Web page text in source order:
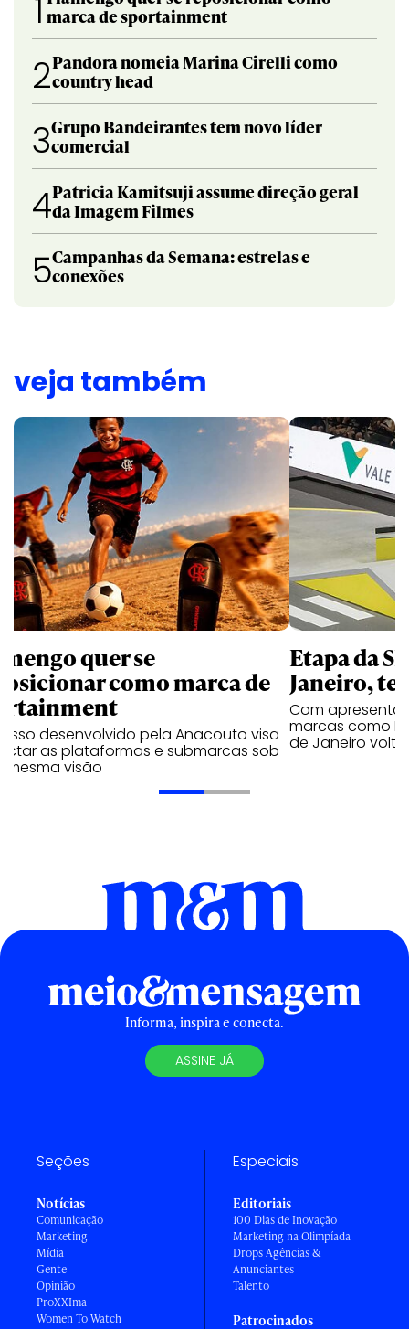
1 marca de sportainment
2Pandora nomeia Marina Cirelli como
country head
3Grupo Bandeirantes tem novo líder
comercial
4Patricia Kamitsuji assume direção geral
da Imagem Filmes
5Campanhas da Semana: estrelas e
conexões
veja também
quer se
como marca de
desenvolvido pela Anacouto visa
as plataformas e submarcas sob
mesma visão
Etapa da
Janeiro,
Com
marcas como
de Janeiro
Informa, inspira e conecta.
ASSINE JÁ
Seções
Notícias
Comunicação
Marketing
Mídia
Gente
Opinião
ProXXIma
Women To Watch
Especiais
Editoriais
100 Dias de Inovação
Marketing na Olimpíada
Drops Agências &
Anunciantes
Talento
Patrocinados